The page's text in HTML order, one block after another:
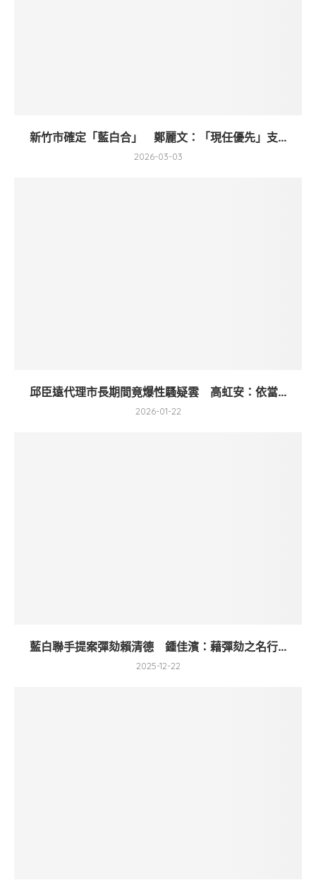
新竹市確定「藍白合」 鄭麗文：「現任優先」支...
2026-03-03
邱臣遠代理市長期間竟爆性騷疑雲 高虹安：依當...
2026-01-22
藍白聯手提案彈劾賴清德 鍾佳濱：藉彈劾之名行...
2025-12-22